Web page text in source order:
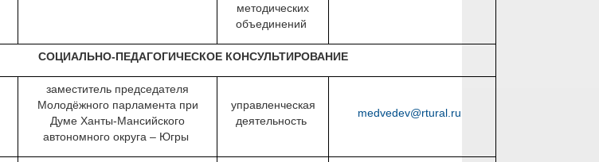
методических
объединений
СОЦИАЛЬНО-ПЕДАГОГИЧЕСКОЕ КОНСУЛЬТИРОВАНИЕ
заместитель председателя
Молодёжного парламента при
Думе Ханты-Мансийского
автономного округа – Югры
управленческая
деятельность
medvedev@rtural.ru